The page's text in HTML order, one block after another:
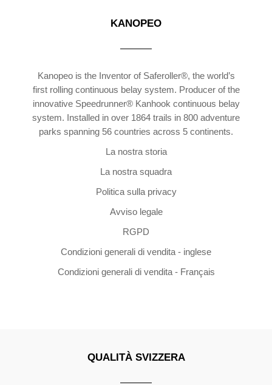
KANOPEO
Kanopeo is the Inventor of Saferoller®, the world’s
first rolling continuous belay system. Producer of the
innovative Speedrunner® Kanhook continuous belay
system. Installed in over 1864 trails in 800 adventure
parks spanning 56 countries across 5 continents.
La nostra storia
La nostra squadra
Politica sulla privacy
Avviso legale
RGPD
Condizioni generali di vendita - inglese
Condizioni generali di vendita - Français
QUALITÀ SVIZZERA